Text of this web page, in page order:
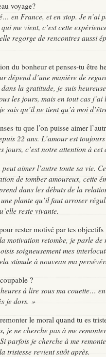
voyage?
en France, et en stop. Je n’ai
me vient, c’est cette
regorge de rencontres aussi
du bonheur et penses-tu être
dépend d’une manière de
la gratitude, je suis
les jours, mais en tout cas
sais qu’il ne tient qu’à moi
tu que l’on puisse aimer
22 ans. L’amour est
jours, c’est notre attention à cet
peut aimer l’autre toute sa vie.
de tomber amoureux, cette
dans les débuts de la
une plante qu’il faut arroser
reste vivante.
rester motivé par tes objectifs
motivation retombe, je parle de
soigneusement mes
stimule à nouveau ma
?
à lire sous ma couette…
je dors. »
le moral quand tu es
je ne cherche pas à me
parfois je cherche à me
tristesse revient sitôt après.